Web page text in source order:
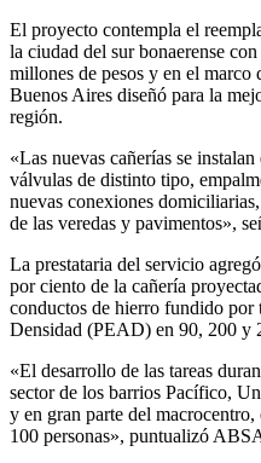
El proyecto contempla el
la ciudad del sur bonaerense
millones de pesos y en el
Buenos Aires diseñó para la
región.
«Las nuevas cañerías se
válvulas de distinto tipo,
nuevas conexiones
de las veredas y pavimentos»,
La prestataria del servicio
por ciento de la cañería
conductos de hierro fundido por
Densidad (PEAD) en 90, 200 y
«El desarrollo de las tareas
sector de los barrios Pacífico,
y en gran parte del
100 personas», puntualizó